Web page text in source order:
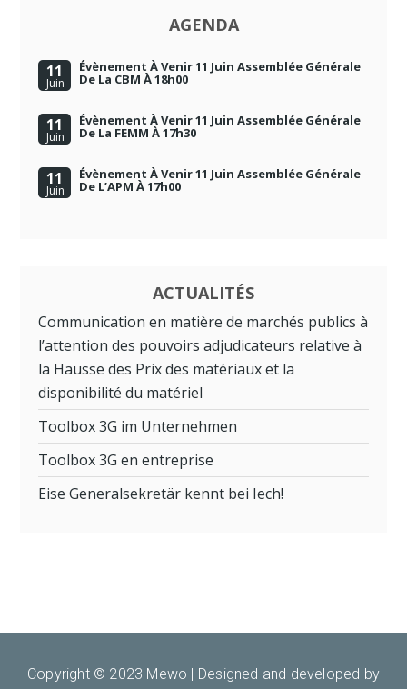
AGENDA
11
Juin
Évènement À Venir 11 Juin Assemblée Générale
De La CBM À 18h00
11
Juin
Évènement À Venir 11 Juin Assemblée Générale
De La FEMM À 17h30
11
Juin
Évènement À Venir 11 Juin Assemblée Générale
De L’APM À 17h00
ACTUALITÉS
Communication en matière de marchés publics à
l’attention des pouvoirs adjudicateurs relative à
la Hausse des Prix des matériaux et la
disponibilité du matériel
Toolbox 3G im Unternehmen
Toolbox 3G en entreprise
Eise Generalsekretär kennt bei Iech!
Copyright © 2023 Mewo | Designed and developed by